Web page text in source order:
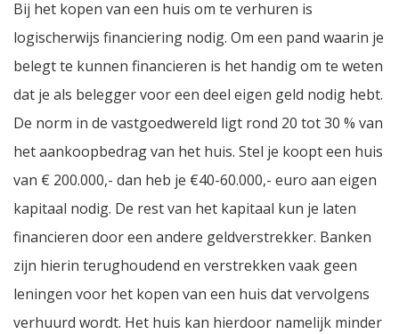
Bij het kopen van een huis om te verhuren is
logischerwijs financiering nodig. Om een pand waarin je
belegt te kunnen financieren is het handig om te weten
dat je als belegger voor een deel eigen geld nodig hebt.
De norm in de vastgoedwereld ligt rond 20 tot 30 % van
het aankoopbedrag van het huis. Stel je koopt een huis
van € 200.000,- dan heb je €40-60.000,- euro aan eigen
kapitaal nodig. De rest van het kapitaal kun je laten
financieren door een andere geldverstrekker. Banken
zijn hierin terughoudend en verstrekken vaak geen
leningen voor het kopen van een huis dat vervolgens
verhuurd wordt. Het huis kan hierdoor namelijk minder